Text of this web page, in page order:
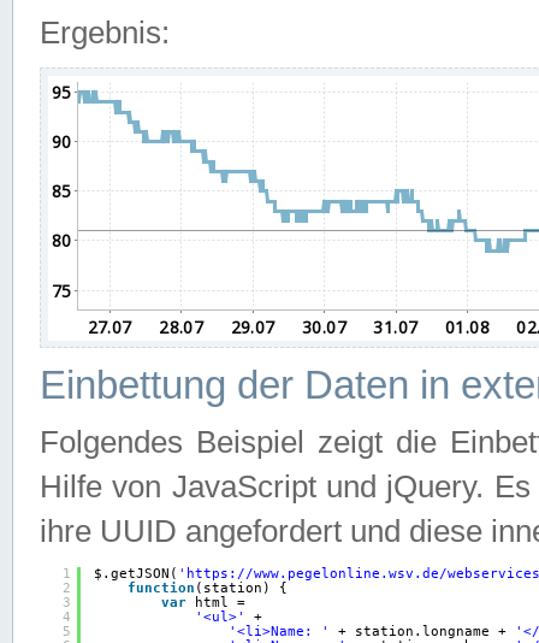
Ergebnis:
Einbettung der Daten in
Folgendes Beispiel zeigt die
Hilfe von JavaScript und jQuery.
ihre UUID angefordert und diese
1
2
3
4
5
$.getJSON( ' https://www.pegelonline.wsv.de/
function (station) {
var
html =
'<ul>'
+
'<li>Name: '
+ station.longname +